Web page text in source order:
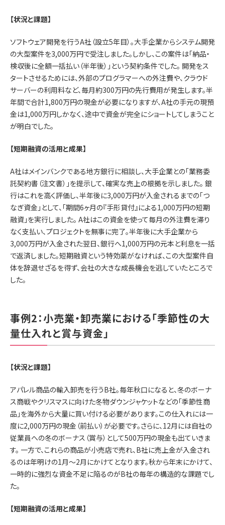
【状況と課題】
ソフトウェア開発を行うA社（設立5年目）。大手企業からシステム開発
の大型案件を3,000万円で受注しました。しかし、この案件は「納品・
検収後に全額一括払い（半年後）」という契約条件でした。 開発をス
タートさせるためには、外部のプログラマーへの外注費や、クラウド
サーバーの利用料など、毎月約300万円の先行費用が発生します。半
年間で合計1,800万円の現金が必要になりますが、A社の手元の現預
金は1,000万円しかなく、途中で資金が完全にショートしてしまうこと
が明白でした。
【短期融資の活用と成果】
A社はメインバンクである地方銀行に相談し、大手企業との「業務委
託契約書（注文書）」を提示して、確実な売上の根拠を示しました。 銀
行はこれを高く評価し、半年後に3,000万円が入金されるまでの「つ
なぎ資金」として、「期間6ヶ月の『手形貸付』による1,000万円の短期
融資」を実行しました。 A社はこの資金を使って毎月の外注費を滞り
なく支払い、プロジェクトを無事に完了。半年後に大手企業から
3,000万円が入金された翌日、銀行へ1,000万円の元本と利息を一括
で返済しました。短期融資という特効薬がなければ、この大型案件自
体を辞退せざるを得ず、会社の大きな成長機会を逃していたところで
した。
事例2：小売業・卸売業における「季節性の大
量仕入れと賞与資金」
【状況と課題】
アパレル商品の輸入卸売を行うB社。毎年秋口になると、冬のボーナ
ス商戦やクリスマスに向けた冬物ダウンジャケットなどの「季節性商
品」を海外から大量に買い付ける必要があります。この仕入れには一
度に2,000万円の現金（前払い）が必要です。さらに、12月には自社の
従業員への冬のボーナス（賞与）として500万円の現金も出ていきま
す。 一方で、これらの商品が小売店で売れ、B社に売上金が入金され
るのは年明けの1月〜2月にかけてとなります。秋から年末にかけて、
一時的に強烈な資金不足に陥るのがB社の毎年の構造的な課題でし
た。
【短期融資の活用と成果】